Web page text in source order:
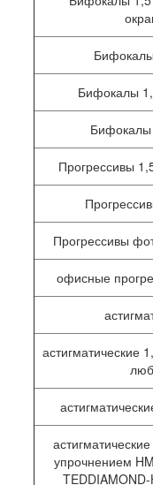
Бифокалы
Прогрессивы
Прогрессивы
офисные
астигматические
упрочнением